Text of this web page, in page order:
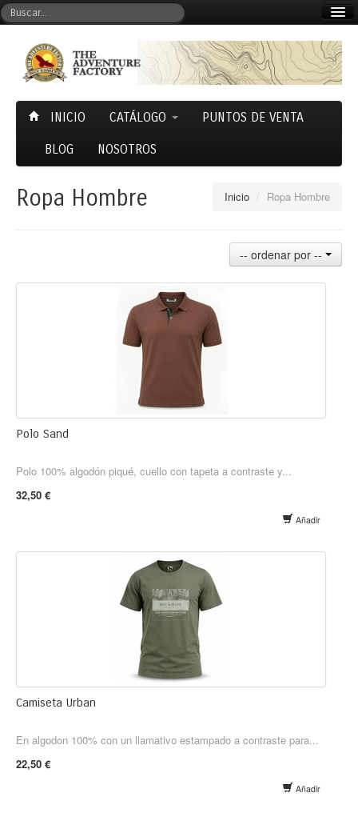
Carrito (0)
INICIO CATÁLOGO PUNTOS DE VENTA
BLOG NOSOTROS
Inicio / Ropa Hombre
Ropa Hombre
-- ordenar por --
Polo Sand
Polo 100% algodón piqué, cuello con tapeta a contraste y...
32,50 €
Añadir
Camiseta Urban
En algodon 100% con un llamativo estampado a contraste para...
22,50 €
Añadir